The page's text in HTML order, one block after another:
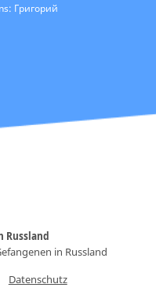
Григорий
Russland
in Russland
Datenschutz